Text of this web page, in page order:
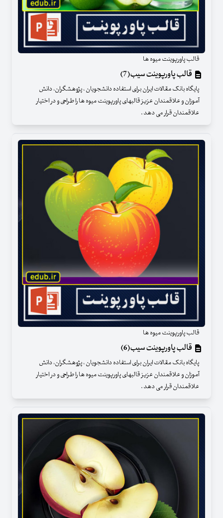
قالب پاورپوینت میوه ها
قالب پاورپوینت سیب(7)
پایگاه بانک مقالات ایران برای استفاده دانشجویان ، پژوهشگران، دانش
آموزان و علاقمندان عزیز قالبهای پاورپوینت میوه ها را طراحی و در اختیار
علاقمندان قرار می دهد .
قالب پاورپوینت میوه ها
قالب پاورپوینت سیب(6)
پایگاه بانک مقالات ایران برای استفاده دانشجویان ، پژوهشگران، دانش
آموزان و علاقمندان عزیز قالبهای پاورپوینت میوه ها را طراحی و در اختیار
علاقمندان قرار می دهد .